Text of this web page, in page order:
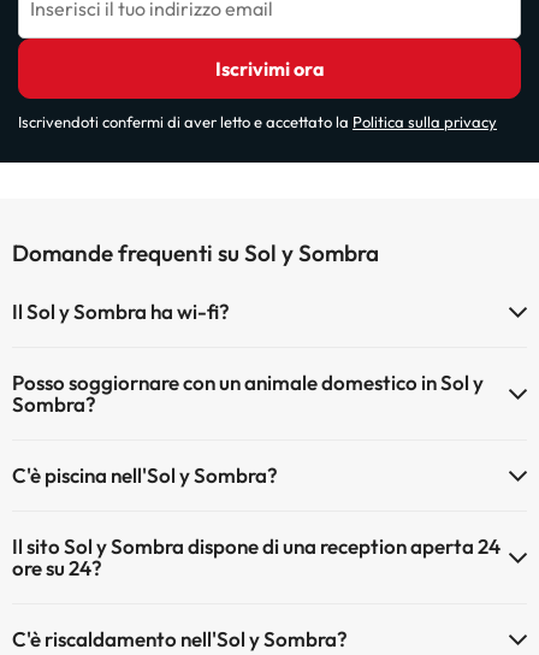
Inserisci il tuo indirizzo email
Iscrivimi ora
Iscrivendoti confermi di aver letto e accettato la Politica sulla privacy
Domande frequenti su Sol y Sombra
Il Sol y Sombra ha wi-fi?
Posso soggiornare con un animale domestico in Sol y
Sombra?
C'è piscina nell'Sol y Sombra?
Qui potete trovare maggiori informazioni sulla piscina e sulle altri
installazioni.
Piscina all'aperto (tutta la stagione)
Il sito Sol y Sombra dispone di una reception aperta 24
ore su 24?
C'è riscaldamento nell'Sol y Sombra?